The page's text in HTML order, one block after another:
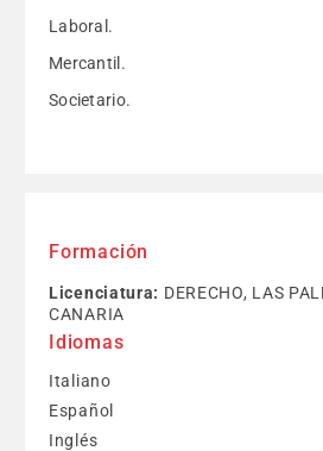
Laboral.
Mercantil.
Societario.
Formación
Licenciatura: DERECHO, LAS
CANARIA
Idiomas
Italiano
Español
Inglés